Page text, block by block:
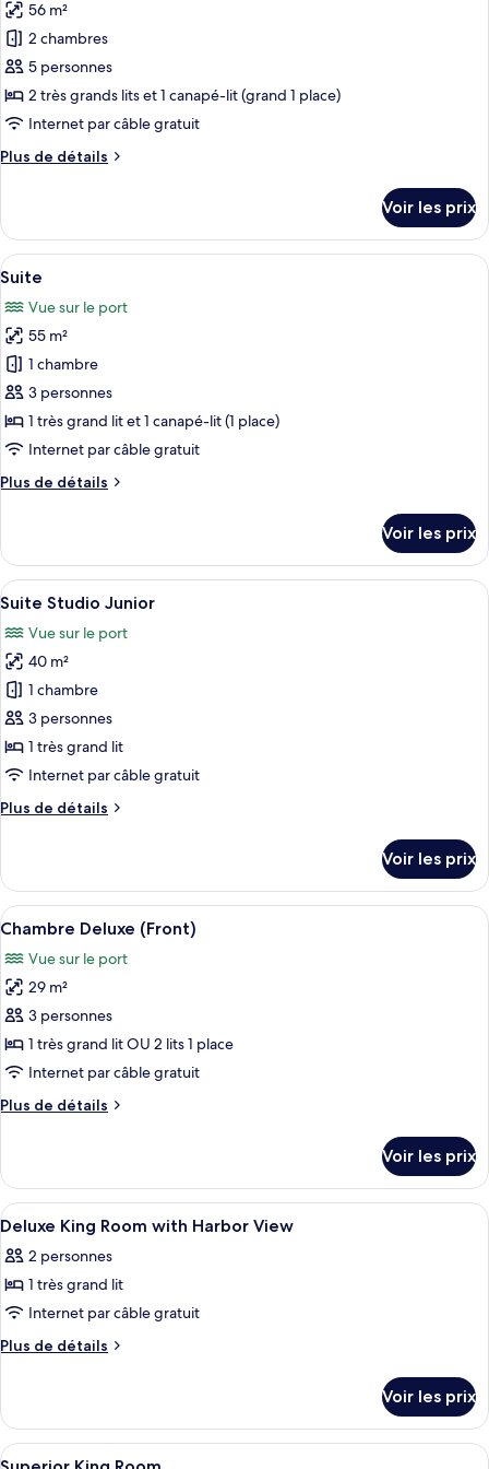
Double
photos
pour
ce
type
de
chambre :
Suite
view)
56 m²
2 chambres
5 personnes
2 très grands lits et 1 canapé-lit (grand 1 place)
Internet par câble gratuit
Plus de détails
Plus
le
type
de
Suite
Deluxe
(Castle
view)
Voir les prix
Afficher
toutes
les
photos
pour
ce
type
de
chambre :
Suite
Une chambre d’hôtel moderne
5
Suite
Vue sur le port
55 m²
1 chambre
3 personnes
1 très grand lit et 1 canapé-lit (1 place)
Internet par câble gratuit
Plus de détails
Plus
le
type
de
Suite
Voir les prix
Afficher
toutes
les
photos
pour
ce
type
de
chambre :
Suite
Une chambre d’hôtel avec un
5
Suite Studio Junior
Vue sur le port
40 m²
1 chambre
3 personnes
1 très grand lit
Internet par câble gratuit
Plus de détails
Plus
le
type
de
Suite
Studio
Voir les prix
Afficher
toutes
les
photos
pour
ce
type
chambre :
(Front)
Une chambre d’hôtel moderne
5
Chambre Deluxe (Front)
Vue sur le port
29 m²
3 personnes
1 très grand lit OU 2 lits 1 place
Internet par câble gratuit
Plus de détails
Plus
le
type
de
Chambre
Deluxe
Voir les prix
Afficher
toutes
les
photos
pour
ce
chambre :
Deluxe
Literie de qualité supérieure,
5
Deluxe King Room with Harbor View
2 personnes
1 très grand lit
Internet par câble gratuit
Plus de détails
Plus
le
type
de
Voir les prix
Afficher
Literie de qualité supérieure,
3